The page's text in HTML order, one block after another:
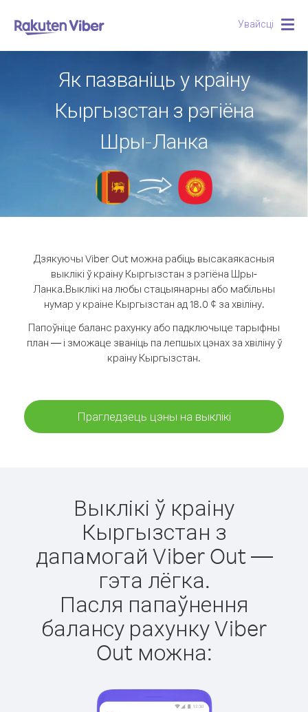
Увайсці
Як пазваніць у краіну
Кыргызстан з рэгіёна
Шры-Ланка
Дзякуючы Viber Out можна рабіць высакаякасныя
выклікі ў краіну Кыргызстан з рэгіёна Шры-
Ланка.Выклікі на любы стацыянарны або мабільны
нумар у краіне Кыргызстан ад 18.0 ¢ за хвіліну.
Папоўніце баланс рахунку або падключыце тарыфны
план — і зможаце званіць па лепшых цэнах за хвіліну ў
краіну Кыргызстан.
Прагледзець цэны на выклікі
Выклікі ў краіну
Кыргызстан з
дапамогай Viber Out —
гэта лёгка.
Пасля папаўнення
балансу рахунку Viber
Out можна: